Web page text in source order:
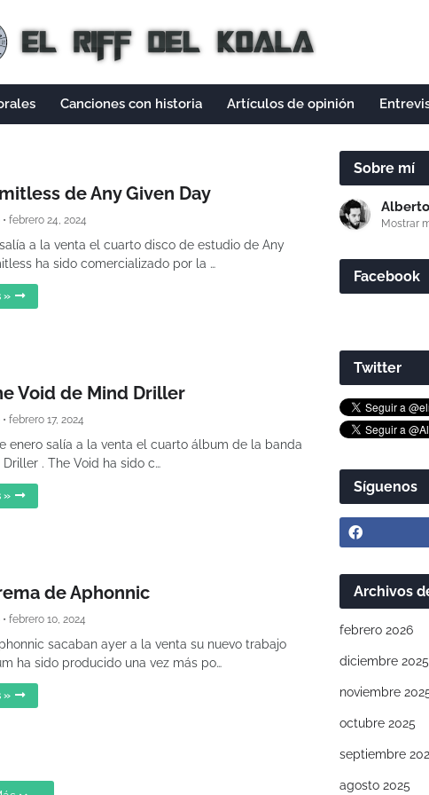
Canciones con historia Artículos de opinión
de Any Given Day
• febrero 24, 2024
a la venta el cuarto disco de estudio de Any
ha sido comercializado por la …
»
Void de Mind Driller
• febrero 17, 2024
enero salía a la venta el cuarto álbum de la banda
. The Void ha sido c…
»
de Aphonnic
• febrero 10, 2024
sacaban ayer a la venta su nuevo trabajo
ha sido producido una vez más po…
»
Sobre mí
Mostrar
Facebook
Twitter
Síguenos
Archivos
febrero 2026
diciembre 2025
noviembre
octubre 2025
septiembre
agosto 2025